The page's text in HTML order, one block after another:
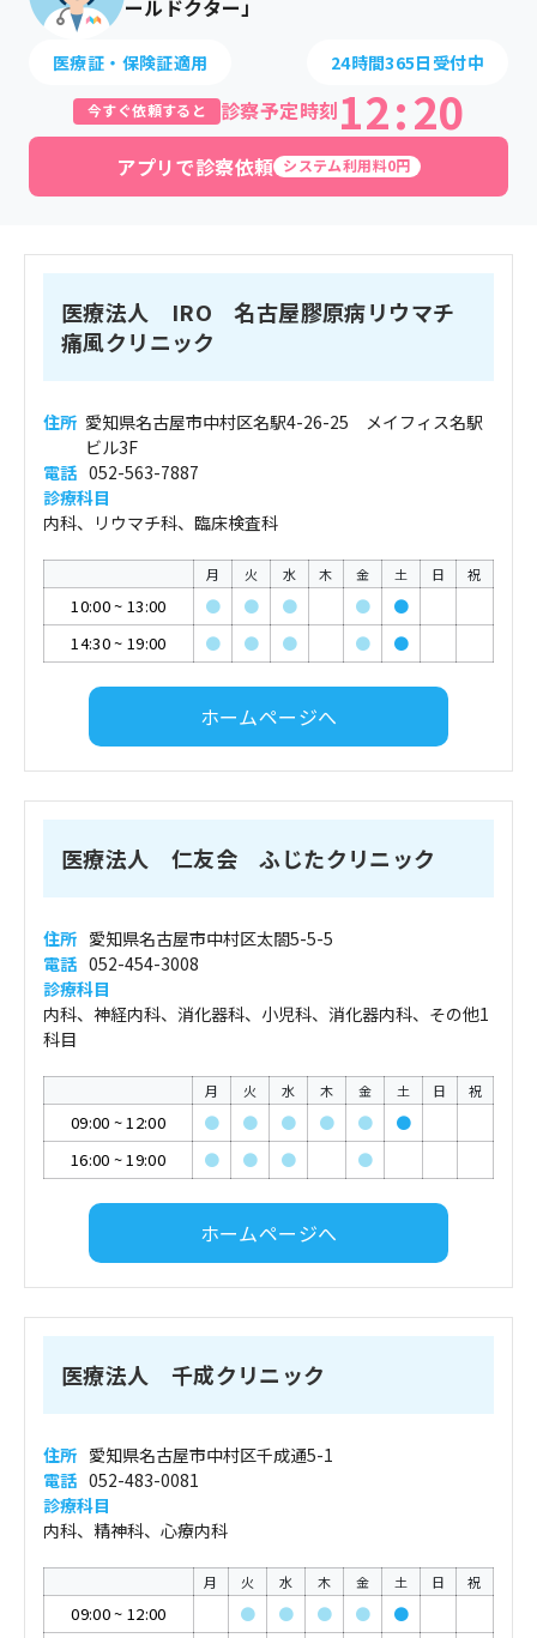
ールドクター」
医療証・保険証適用 24時間365日受付中
今すぐ依頼すると 診察予定時刻12:20
アプリで診察依頼 システム利用料0円
医療法人 IRO 名古屋膠原病リウマチ
痛風クリニック
住所 愛知県名古屋市中村区名駅4-26-25 メイフィス名駅
ビル3F
電話 052-563-7887
診療科目
内科、リウマチ科、臨床検査科
月 火 水 木 金 土 日 祝
10:00~ 13:00 ● ● ● ●
●
14:30~ 19:00 ● ● ● ● ●
ホームページへ
医療法人 仁友会 ふじたクリニック
住所 愛知県名古屋市中村区太閤5-5-5
電話 052-454-3008
診療科目
内科、神経内科、消化器科、小児科、消化器内科、その他1
科目
月 火 水 木 金 土 日 祝
09:00 ~12:00 ● ● ● ● ●
●
16:00 ~19:00 ● ● ● ●
ホームページへ
医療法人 千成クリニック
住所 愛知県名古屋市中村区千成通5-1
電話 052-483-0081
診療科目
内科、精神科、心療内科
月 火 水 木 金 土 日 祝
09:00~ 12:00 ● ● ● ●
●